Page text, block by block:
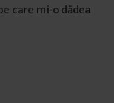
care mi-o dădea